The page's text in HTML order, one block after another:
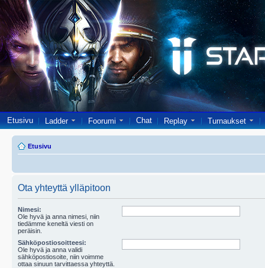
Etusivu Ladder Foorumi Chat Replay Turnaukset
Etusivu
Ota yhteyttä ylläpitoon
Nimesi:
Ole hyvä ja anna nimesi, niin
tiedämme keneltä viesti on
peräisin.
Sähköpostiosoitteesi:
Ole hyvä ja anna validi
sähköpostiosoite, niin voimme
ottaa sinuun tarvittaessa yhteyttä.